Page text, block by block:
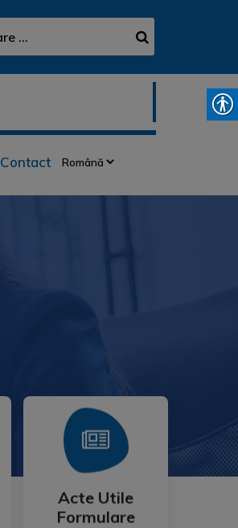
Contact
Acte Utile
Formulare
Acte Utile
Formulare
Mai Mult